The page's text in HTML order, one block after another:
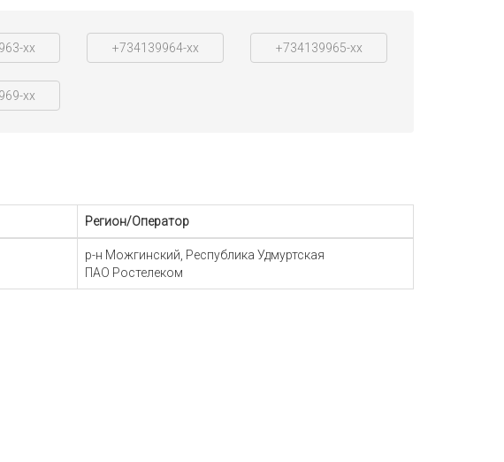
xx +734139964-xx +734139965-xx
xx
Регион/Оператор
р-н Можгинский, Республика Удмуртская
ПАО Ростелеком